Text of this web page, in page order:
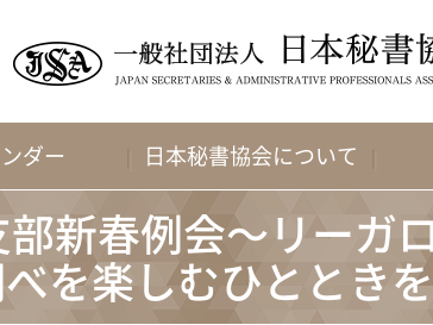
ダー 日本秘書協会について
新春例会～リーガ
を楽しむひととき